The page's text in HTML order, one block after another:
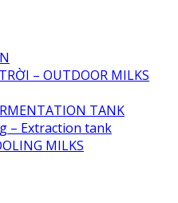
– OUTDOOR MILKS
TANK
– Extraction tank
MILKS